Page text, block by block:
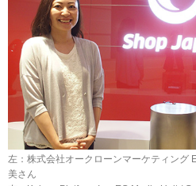
左：株式会社オークローンマーケティング
美さん